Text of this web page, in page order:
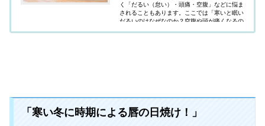
く「だるい（怠い）・頭痛・空腹」などに悩ま
されることもあります。ここでは「寒いと眠い
だるいのはなぜなのか？空腹や頭が痛くなるの
「寒い冬に時期による唇の日焼け！」